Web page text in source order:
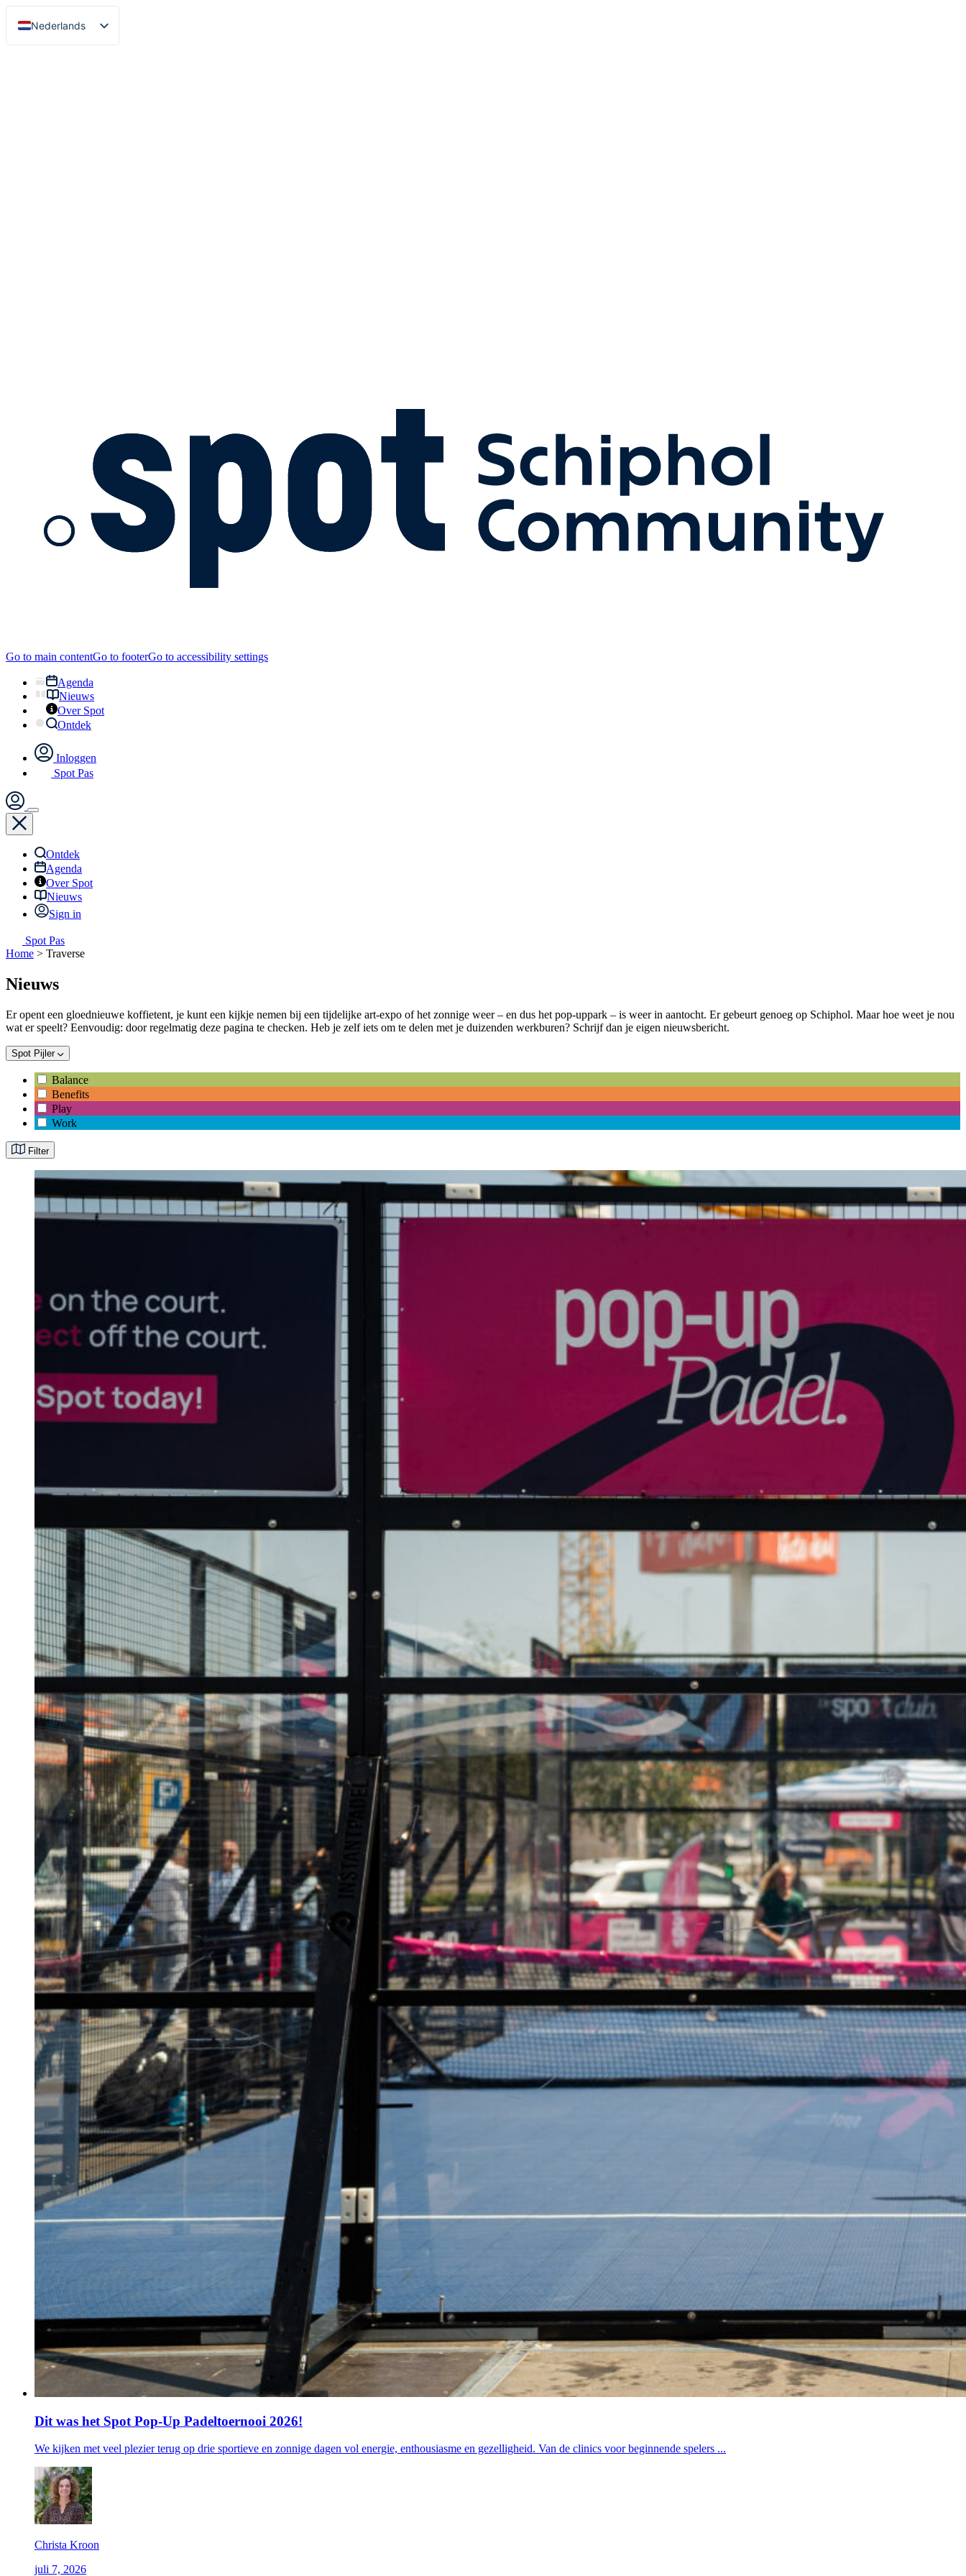
Nederlands
English
Go to main contentGo to footerGo to accessibility settings
Agenda
Nieuws
Over Spot
Ontdek
Inloggen
Spot Pas
Ontdek
Agenda
Over Spot
Nieuws
Sign in
Spot Pas
Home > Traverse
Nieuws
Er opent een gloednieuwe koffietent, je kunt een kijkje nemen bij een tijdelijke art-expo of het zonnige weer – en dus het pop-uppark – is weer in aantocht. Er gebeurt genoeg op Schiphol. Maar hoe weet je nou
wat er speelt? Eenvoudig: door regelmatig deze pagina te checken. Heb je zelf iets om te delen met je duizenden werkburen? Schrijf dan je eigen nieuwsbericht.
Spot Pijler
Balance
Benefits
Play
Work
Filter
Dit was het Spot Pop-Up Padeltoernooi 2026!
We kijken met veel plezier terug op drie sportieve en zonnige dagen vol energie, enthousiasme en gezelligheid. Van de clinics voor beginnende spelers ...
Christa Kroon
juli 7, 2026